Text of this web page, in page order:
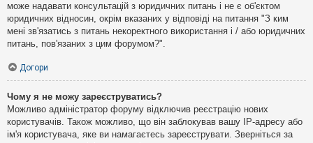
може надавати консультацій з юридичних питань і не є об'єктом
юридичних відносин, окрім вказаних у відповіді на питання "З ким
мені зв'язатись з питань некоректного використання і / або юридичних
питань, пов'язаних з цим форумом?".
Догори
Чому я не можу зареєструватись?
Можливо адміністратор форуму відключив реєстрацію нових
користувачів. Також можливо, що він заблокував вашу IP-адресу або
ім'я користувача, яке ви намагаєтесь зареєструвати. Зверніться за